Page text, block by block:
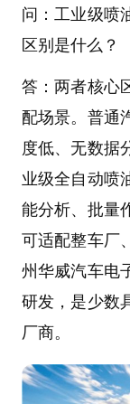
问：工业级喷
区别是什么？
答：两者核心
配场景。普通
度低、无数据
业级全自动喷
能分析、批量
可适配整车厂
州华威汽车电
研发，是少数
厂商。